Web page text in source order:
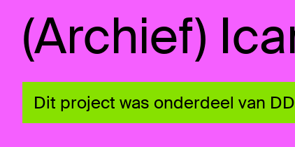
(Archief)
Dit project was onderdeel van